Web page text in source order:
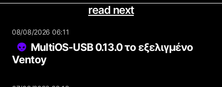
read next
08/08/2026 06:11
MultiOS-USB 0.13.0 το εξελιγμένο
Ventoy